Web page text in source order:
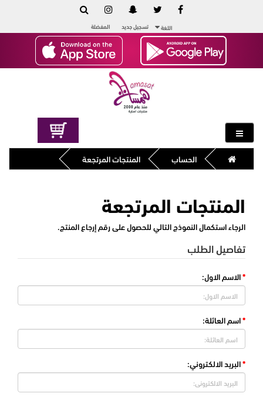
اللغة تسجيل جديد المفضلة
الحساب المنتجات المرتجعة
المنتجات المرتجعة
الرجاء استكمال النموذج التالي للحصول على رقم إرجاع المنتج.
تفاصيل الطلب
الاسم الاول:
اسم العائلة:
البريد الالكتروني: